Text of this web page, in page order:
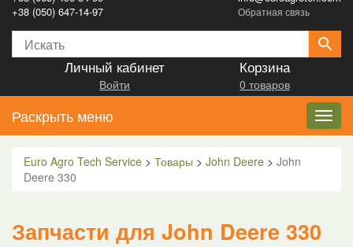
+38 (050) 647-14-97
Обратная связь
Личный кабинет
Войти
Корзина
0 товаров
Раскрыть меню
Euro Agro Tech Service > Товары > John Deere > John
Deere 330
Запчасти для John Deere 330